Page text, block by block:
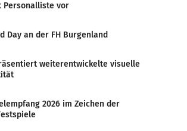
Personalliste vor
Day an der FH Burgenland
weiterentwickelte visuelle
2026 im Zeichen der